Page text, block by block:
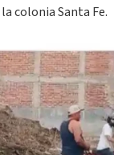
colonia Santa Fe.